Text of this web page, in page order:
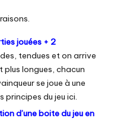
jouées + 2
tendues et on arrive
plus longues, chacun
se joue à une
principes du jeu ici.
d’une boite du jeu en